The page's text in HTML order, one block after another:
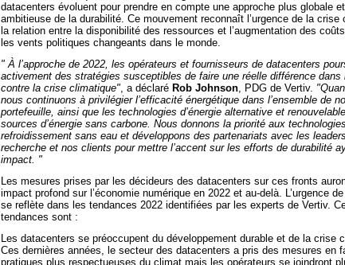
datacenters évoluent pour prendre en compte une approche plus globale
ambitieuse de la durabilité. Ce mouvement reconnaît l’urgence de la crise
la relation entre la disponibilité des ressources et l’augmentation des
les vents politiques changeants dans le monde.
" À l’approche de 2022, les opérateurs et fournisseurs de datacenters
activement des stratégies susceptibles de faire une réelle différence dans
contre la crise climatique", a déclaré Rob Johnson, PDG de Vertiv.
nous continuons à privilégier l’efficacité énergétique dans l’ensemble de
portefeuille, ainsi que les technologies d’énergie alternative et
sources d’énergie sans carbone. Nous donnons la priorité aux
refroidissement sans eau et développons des partenariats avec les
recherche et nos clients pour mettre l’accent sur les efforts de durabilité
impact. "
Les mesures prises par les décideurs des datacenters sur ces fronts
impact profond sur l’économie numérique en 2022 et au-delà. L’urgence
se reflète dans les tendances 2022 identifiées par les experts de Vertiv.
tendances sont :
Les datacenters se préoccupent du développement durable et de la crise
Ces dernières années, le secteur des datacenters a pris des mesures en
pratiques plus respectueuses du climat mais les opérateurs se joindront